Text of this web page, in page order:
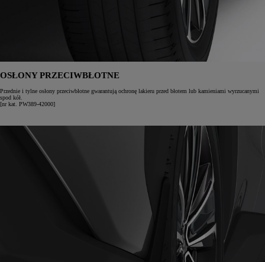
OSŁONY PRZECIWBŁOTNE
Przednie i tylne osłony przeciwbłotne gwarantują ochronę lakieru przed błotem lub kamieniami wyrzucanymi
spod kół.
[nr kat. PW389-42000]